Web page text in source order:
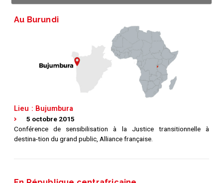
Au Burundi
Lieu : Bujumbura
5 octobre 2015
Conférence de sensibilisation à la Justice transitionnelle à
destina-tion du grand public, Alliance française.